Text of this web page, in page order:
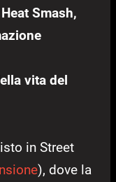
Heat Smash,
vita del
in Street
), dove la